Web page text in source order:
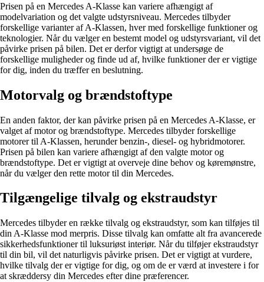
Prisen på en Mercedes A-Klasse kan variere afhængigt af
modelvariation og det valgte udstyrsniveau. Mercedes tilbyder
forskellige varianter af A-Klassen, hver med forskellige funktioner og
teknologier. Når du vælger en bestemt model og udstyrsvariant, vil det
påvirke prisen på bilen. Det er derfor vigtigt at undersøge de
forskellige muligheder og finde ud af, hvilke funktioner der er vigtige
for dig, inden du træffer en beslutning.
Motorvalg og brændstoftype
En anden faktor, der kan påvirke prisen på en Mercedes A-Klasse, er
valget af motor og brændstoftype. Mercedes tilbyder forskellige
motorer til A-Klassen, herunder benzin-, diesel- og hybridmotorer.
Prisen på bilen kan variere afhængigt af den valgte motor og
brændstoftype. Det er vigtigt at overveje dine behov og køremønstre,
når du vælger den rette motor til din Mercedes.
Tilgængelige tilvalg og ekstraudstyr
Mercedes tilbyder en række tilvalg og ekstraudstyr, som kan tilføjes til
din A-Klasse mod merpris. Disse tilvalg kan omfatte alt fra avancerede
sikkerhedsfunktioner til luksuriøst interiør. Når du tilføjer ekstraudstyr
til din bil, vil det naturligvis påvirke prisen. Det er vigtigt at vurdere,
hvilke tilvalg der er vigtige for dig, og om de er værd at investere i for
at skræddersy din Mercedes efter dine præferencer.